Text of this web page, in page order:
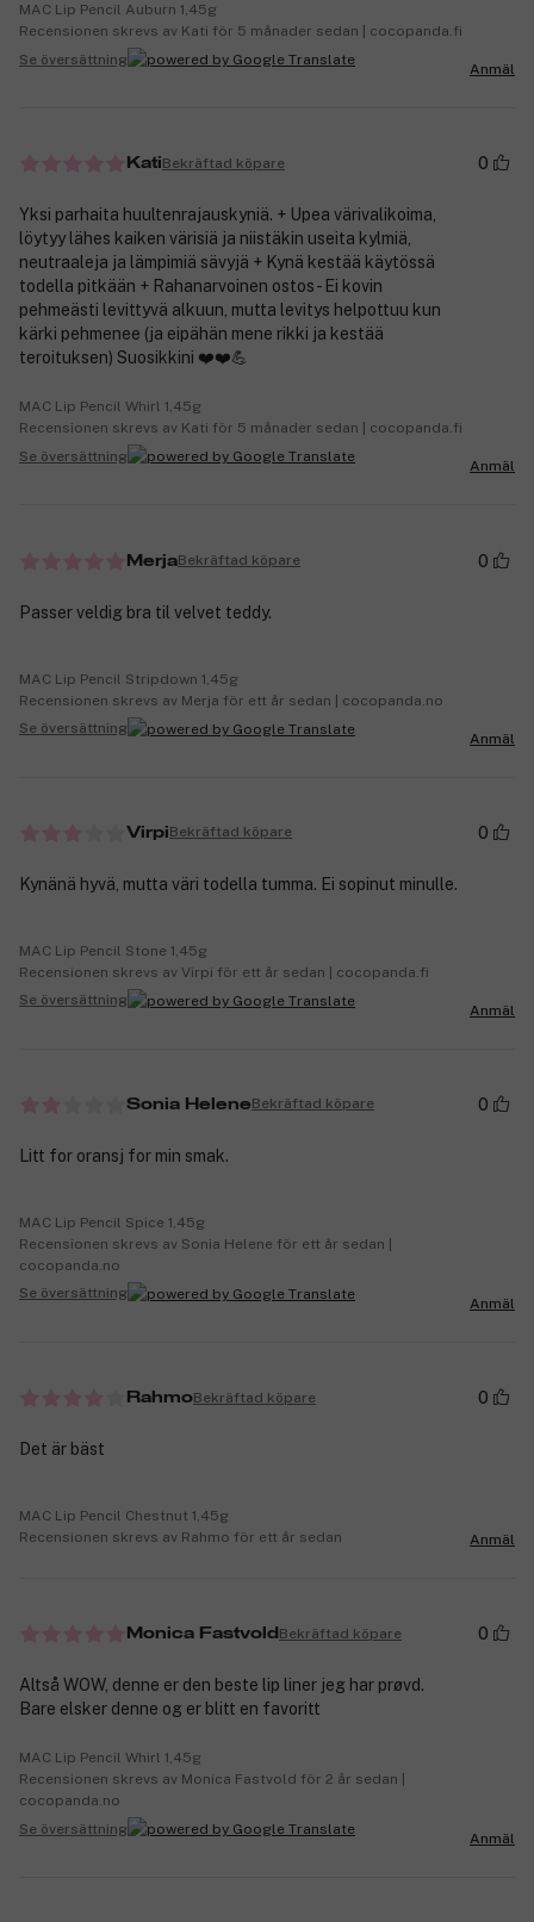
MAC Lip Pencil Auburn 1,45g
Recensionen skrevs av Kati för 5 månader sedan | cocopanda.fi
Se översättning
Anmäl
KatiBekräftad köpare 0
Yksi parhaita huultenrajauskyniä. + Upea värivalikoima,
löytyy lähes kaiken värisiä ja niistäkin useita kylmiä,
neutraaleja ja lämpimiä sävyjä + Kynä kestää käytössä
todella pitkään + Rahanarvoinen ostos - Ei kovin
pehmeästi levittyvä alkuun, mutta levitys helpottuu kun
kärki pehmenee (ja eipähän mene rikki ja kestää
teroituksen) Suosikkini ❤️❤️💪
MAC Lip Pencil Whirl 1,45g
Recensionen skrevs av Kati för 5 månader sedan | cocopanda.fi
Se översättning
Anmäl
MerjaBekräftad köpare 0
Passer veldig bra til velvet teddy.
MAC Lip Pencil Stripdown 1,45g
Recensionen skrevs av Merja för ett år sedan | cocopanda.no
Se översättning
Anmäl
VirpiBekräftad köpare 0
Kynänä hyvä, mutta väri todella tumma. Ei sopinut minulle.
MAC Lip Pencil Stone 1,45g
Recensionen skrevs av Virpi för ett år sedan | cocopanda.fi
Se översättning
Anmäl
Sonia HeleneBekräftad köpare 0
Litt for oransj for min smak.
MAC Lip Pencil Spice 1,45g
Recensionen skrevs av Sonia Helene för ett år sedan |
cocopanda.no
Se översättning
Anmäl
RahmoBekräftad köpare 0
Det är bäst
MAC Lip Pencil Chestnut 1,45g
Recensionen skrevs av Rahmo för ett år sedan
Anmäl
Monica Fastvold Bekräftad köpare 0
Altså WOW, denne er den beste lip liner jeg har prøvd.
Bare elsker denne og er blitt en favoritt
MAC Lip Pencil Whirl 1,45g
Recensionen skrevs av Monica Fastvold för 2 år sedan |
cocopanda.no
Se översättning
Anmäl